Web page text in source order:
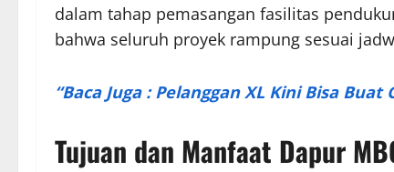
dalam tahap pemasangan fasilitas
bahwa seluruh proyek rampung sesuai
“Baca Juga : Pelanggan XL Kini Bisa
Tujuan dan Manfaat Dapur